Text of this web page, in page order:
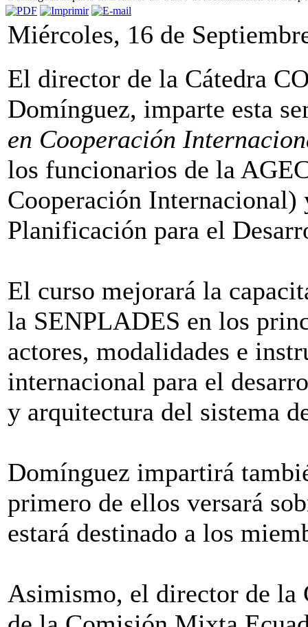
Miércoles, 16 de
El director de la Cátedra
Domínguez, imparte esta
en Cooperación
los funcionarios de la
Cooperación
Planificación para el
El curso mejorará la
la SENPLADES en los
actores, modalidades e
internacional para el
y arquitectura del sistema
Domínguez impartirá
primero de ellos versará
estará destinado a los
Asimismo, el director de la